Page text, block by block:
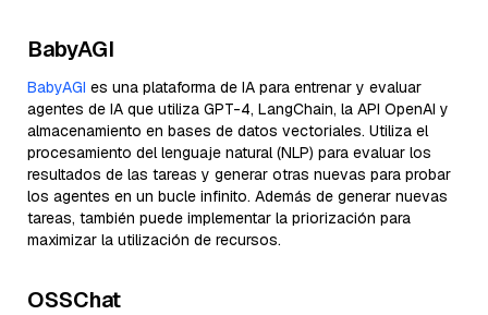
BabyAGI
BabyAGI es una plataforma de IA para entrenar y evaluar
agentes de IA que utiliza GPT-4, LangChain, la API OpenAI y
almacenamiento en bases de datos vectoriales. Utiliza el
procesamiento del lenguaje natural (NLP) para evaluar los
resultados de las tareas y generar otras nuevas para probar
los agentes en un bucle infinito. Además de generar nuevas
tareas, también puede implementar la priorización para
maximizar la utilización de recursos.
OSSChat